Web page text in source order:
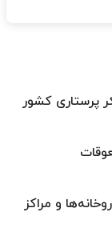
پرستاری کشور
و مراکز